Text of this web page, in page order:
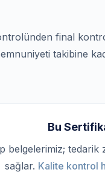
final
takibine
Bu
belgelerimiz;
sağlar. Kalite kontrol